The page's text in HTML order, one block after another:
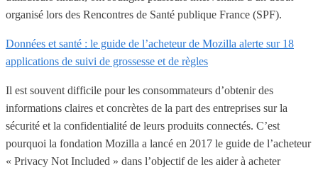
organisé lors des Rencontres de Santé publique France (SPF).
Données et santé : le guide de l’acheteur de Mozilla alerte sur 18
applications de suivi de grossesse et de règles
Il est souvent difficile pour les consommateurs d’obtenir des
informations claires et concrètes de la part des entreprises sur la
sécurité et la confidentialité de leurs produits connectés. C’est
pourquoi la fondation Mozilla a lancé en 2017 le guide de l’acheteur
« Privacy Not Included » dans l’objectif de les aider à acheter